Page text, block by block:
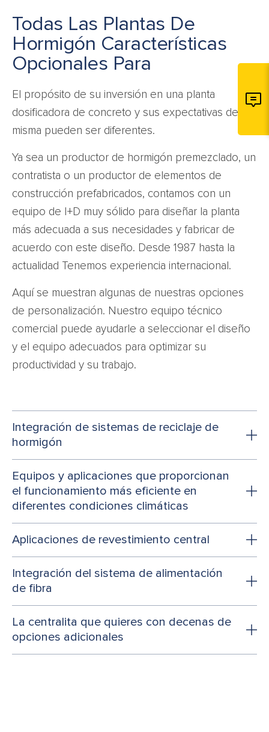
Todas Las Plantas De
Hormigón Características
Opcionales Para
El propósito de su inversión en una planta
dosificadora de concreto y sus expectativas de la
misma pueden ser diferentes.
Ya sea un productor de hormigón premezclado, un
contratista o un productor de elementos de
construcción prefabricados, contamos con un
equipo de I+D muy sólido para diseñar la planta
más adecuada a sus necesidades y fabricar de
acuerdo con este diseño. Desde 1987 hasta la
actualidad Tenemos experiencia internacional.
Aquí se muestran algunas de nuestras opciones
de personalización. Nuestro equipo técnico
comercial puede ayudarle a seleccionar el diseño
y el equipo adecuados para optimizar su
productividad y su trabajo.
Integración de sistemas de reciclaje de
hormigón
Equipos y aplicaciones que proporcionan
el funcionamiento más eficiente en
diferentes condiciones climáticas
Aplicaciones de revestimiento central
Integración del sistema de alimentación
de fibra
La centralita que quieres con decenas de
opciones adicionales